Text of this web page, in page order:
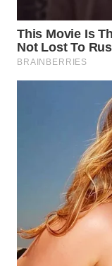
WN
LABUANBAJO
WAHANA
NEWS